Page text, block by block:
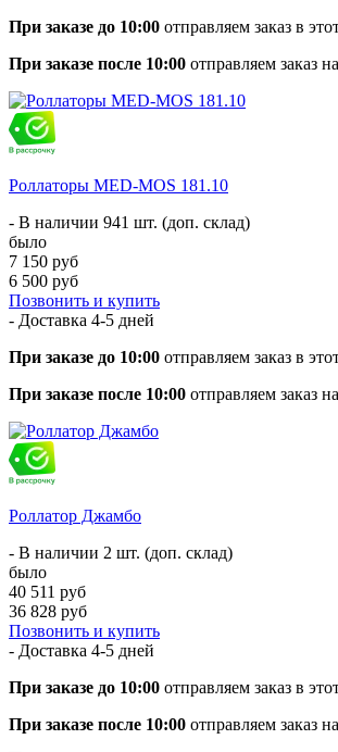
При заказе до 10:00 отправляем заказ в
При заказе после 10:00 отправляем заказ
Роллаторы MED-MOS 181.10
- В наличии 941 шт. (доп. склад)
было
7 150 руб
6 500 руб
Позвонить и купить
- Доставка 4-5 дней
При заказе до 10:00 отправляем заказ в
При заказе после 10:00 отправляем заказ
Роллатор Джамбо
- В наличии 2 шт. (доп. склад)
было
40 511 руб
36 828 руб
Позвонить и купить
- Доставка 4-5 дней
При заказе до 10:00 отправляем заказ в
При заказе после 10:00 отправляем заказ